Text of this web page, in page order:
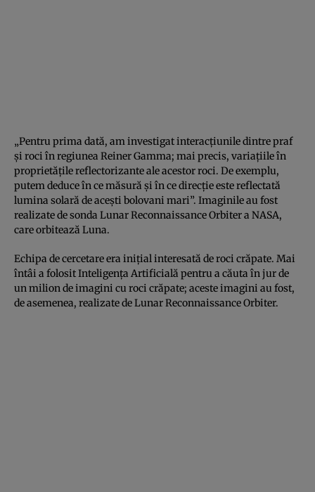
„Pentru prima dată, am investigat interacțiunile dintre praf
și roci în regiunea Reiner Gamma; mai precis, variațiile în
proprietățile reflectorizante ale acestor roci. De exemplu,
putem deduce în ce măsură și în ce direcție este reflectată
lumina solară de acești bolovani mari”. Imaginile au fost
realizate de sonda Lunar Reconnaissance Orbiter a NASA,
care orbitează Luna.
Echipa de cercetare era inițial interesată de roci crăpate. Mai
întâi a folosit Inteligența Artificială pentru a căuta în jur de
un milion de imagini cu roci crăpate; aceste imagini au fost,
de asemenea, realizate de Lunar Reconnaissance Orbiter.